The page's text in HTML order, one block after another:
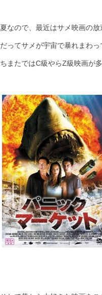
夏なので、最近はサメ映画の
だってサメが宇宙で暴れまわ
ちまたではC級やらZ級映画が